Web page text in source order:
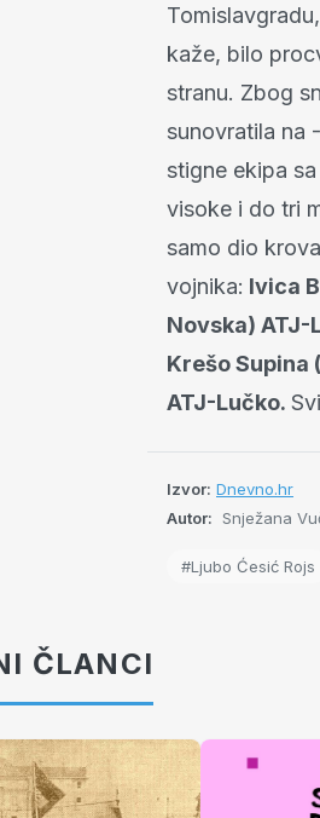
kaže, bilo
stranu. Zbog
sunovratila na
stigne ekipa
visoke i do tri
samo dio
vojnika: Ivica
Novska) ATJ-
Krešo Supina
ATJ-Lučko.
Izvor: Dnevno.hr
Autor: Snježana
#Ljubo Ćesić Rojs
ČLANCI